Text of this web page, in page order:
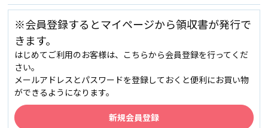
※会員登録するとマイページから領収書が発行で
きます。
はじめてご利用のお客様は、こちらから会員登録を行ってくだ
さい。
メールアドレスとパスワードを登録しておくと便利にお買い物
ができるようになります。